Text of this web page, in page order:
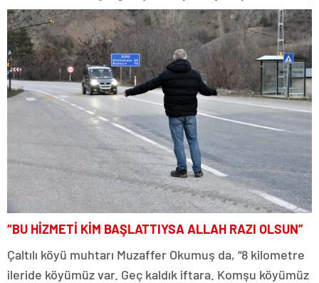
“BU HİZMETİ KİM BAŞLATTIYSA ALLAH RAZI OLSUN”
Çaltılı köyü muhtarı Muzaffer Okumuş da, “8 kilometre
ileride köyümüz var. Geç kaldık iftara. Komşu köyümüz